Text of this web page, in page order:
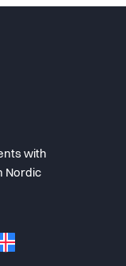
with
Nordic